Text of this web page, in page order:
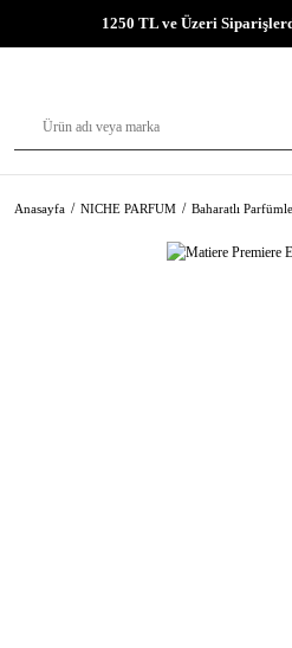
1250 TL ve Üzeri
Anasayfa NICHE PARFUM Baharatlı